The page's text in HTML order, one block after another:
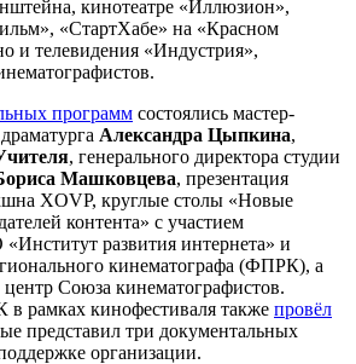
кинотеатре «Иллюзион»,
«СтартХабе» на «Красном
и телевидения «Индустрия»,
программ состоялись мастер-
Александра Цыпкина,
, генерального директора студии
Машковцева, презентация
XOVP, круглые столы «Новые
контента» с участием
развития интернета» и
кинематографа (ФПРК), а
Союза кинематографистов.
в рамках кинофестиваля также провёл
представил три документальных
организации.